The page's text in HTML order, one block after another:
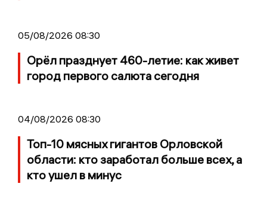
05/08/2026 08:30
Орёл празднует 460-летие: как живет
город первого салюта сегодня
04/08/2026 08:30
Топ-10 мясных гигантов Орловской
области: кто заработал больше всех, а
кто ушел в минус